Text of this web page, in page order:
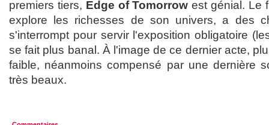
premiers tiers, Edge of Tomorrow est génial. Le
explore les richesses de son univers, a des
s'interrompt pour servir l'exposition obligatoire
se fait plus banal. À l'image de ce dernier acte,
faible, néanmoins compensé par une dernière
très beaux.